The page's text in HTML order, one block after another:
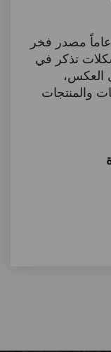
شكَل تعاملنا مع قوقا لأكثر من 18 عاماً مصدر فخر
تذكر في
العكس،
والمنتجات